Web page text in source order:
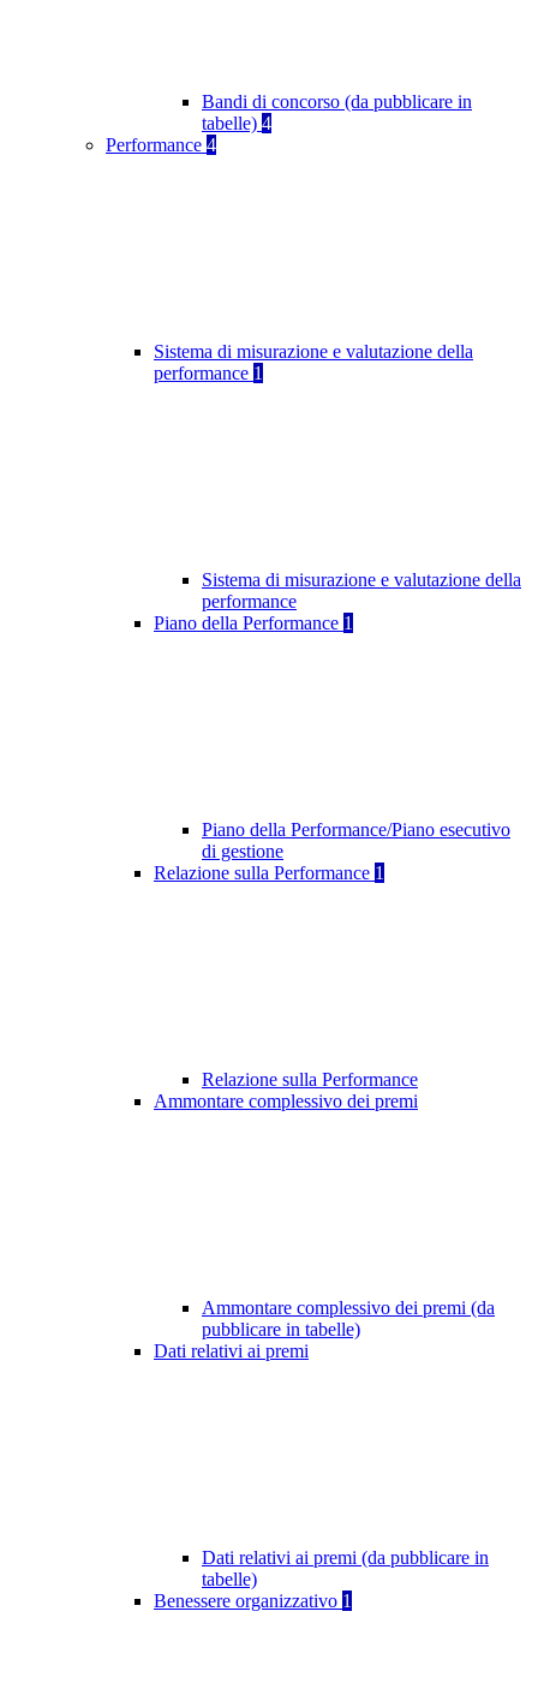
Bandi di concorso (da pubblicare in
tabelle) 4
Performance 4
Sistema di misurazione e valutazione della
performance 1
Sistema di misurazione e valutazione della
performance
Piano della Performance 1
Piano della Performance/Piano esecutivo
di gestione
Relazione sulla Performance 1
Relazione sulla Performance
Ammontare complessivo dei premi
Ammontare complessivo dei premi (da
pubblicare in tabelle)
Dati relativi ai premi
Dati relativi ai premi (da pubblicare in
tabelle)
Benessere organizzativo 1